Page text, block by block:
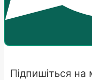
Підпишіться на